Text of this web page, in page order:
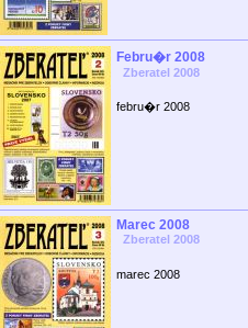
Febru�r 2008
Zberatel 2008
febru�r 2008
Marec 2008
Zberatel 2008
marec 2008